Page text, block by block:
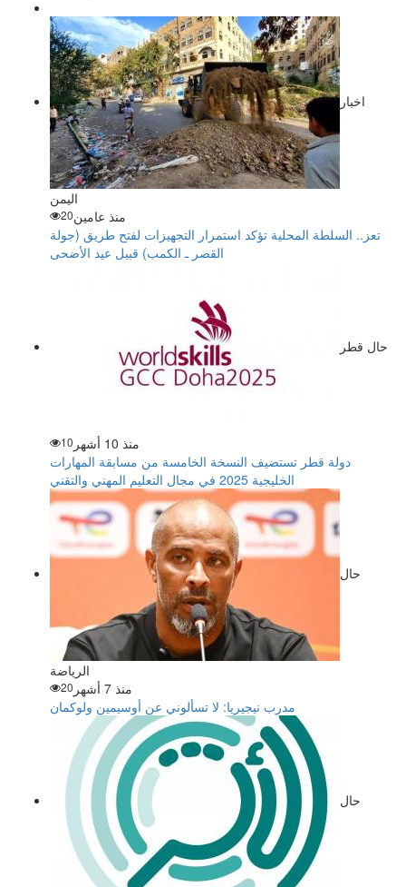
اخبار
اليمن
منذ عامين20
تعز.. السلطة المحلية تؤكد استمرار التجهيزات لفتح طريق (جولة
القصر ـ الكمب) قبيل عيد الأضحى
حال قطر
منذ 10 أشهر 10
دولة قطر تستضيف النسخة الخامسة من مسابقة المهارات
الخليجية 2025 في مجال التعليم المهني والتقني
حال
الرياضة
منذ 7 أشهر
20
مدرب نيجيريا: لا تسألوني عن أوسيمين ولوكمان
حال